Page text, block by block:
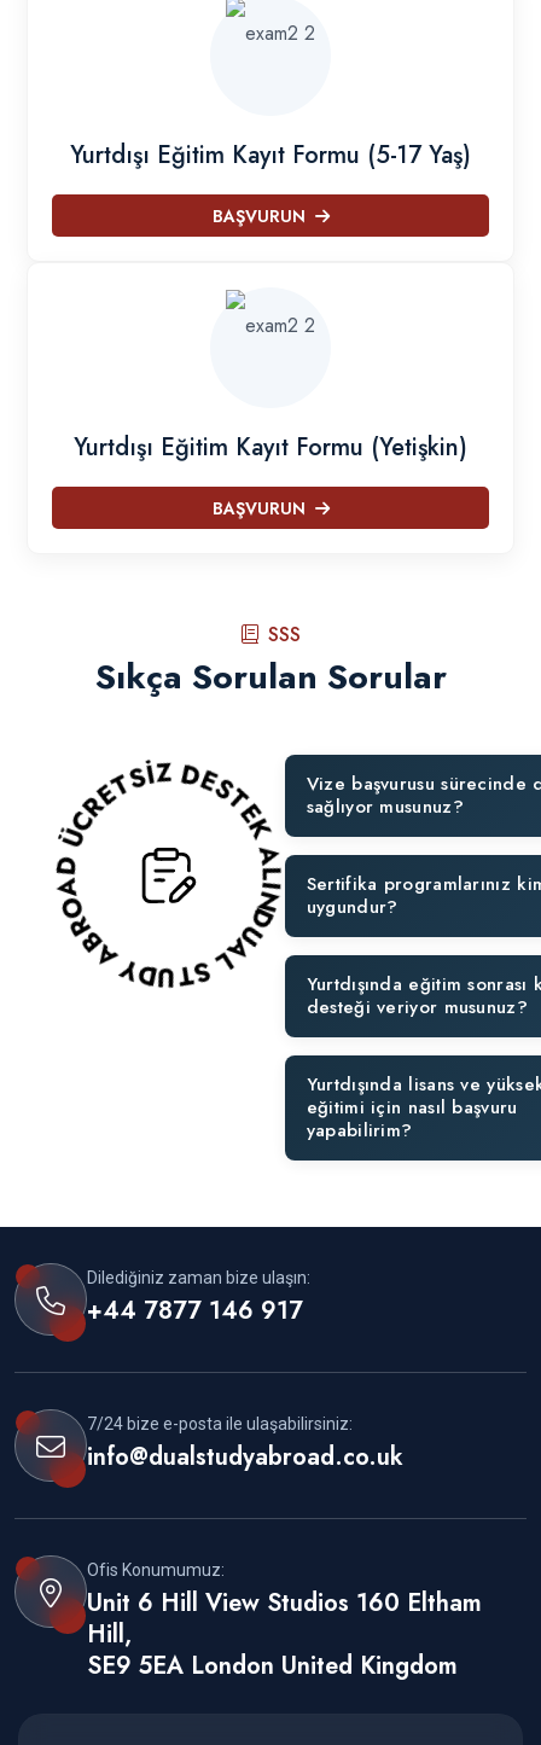
Yurtdışı Eğitim Kayıt Formu (5-17 Yaş)
BAŞVURUN
Yurtdışı Eğitim Kayıt Formu (Yetişkin)
BAŞVURUN
SSS
Sıkça Sorulan Sorular
DUAL STUDY ABROAD ÜCRETSİZ DESTEK ALIN!Vize başvurusu sürecinde
sağlıyor musunuz?
Sertifika programlarınız
uygundur?
Yurtdışında eğitim sonrası
desteği veriyor musunuz?
Yurtdışında lisans ve
eğitimi için nasıl başvuru
yapabilirim?
Dilediğiniz zaman bize ulaşın:
+44 7877 146 917
7/24 bize e-posta ile ulaşabilirsiniz:
info@dualstudyabroad.co.uk
Ofis Konumumuz:
Unit 6 Hill View Studios 160 Eltham
Hill,
SE9 5EA London United Kingdom